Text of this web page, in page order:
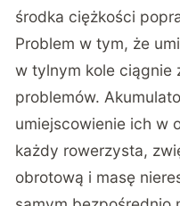
środka ciężkości
Problem w tym, że
w tylnym kole ciągnie
problemów.
umiejscowienie ich w
każdy rowerzysta,
obrotową i masę